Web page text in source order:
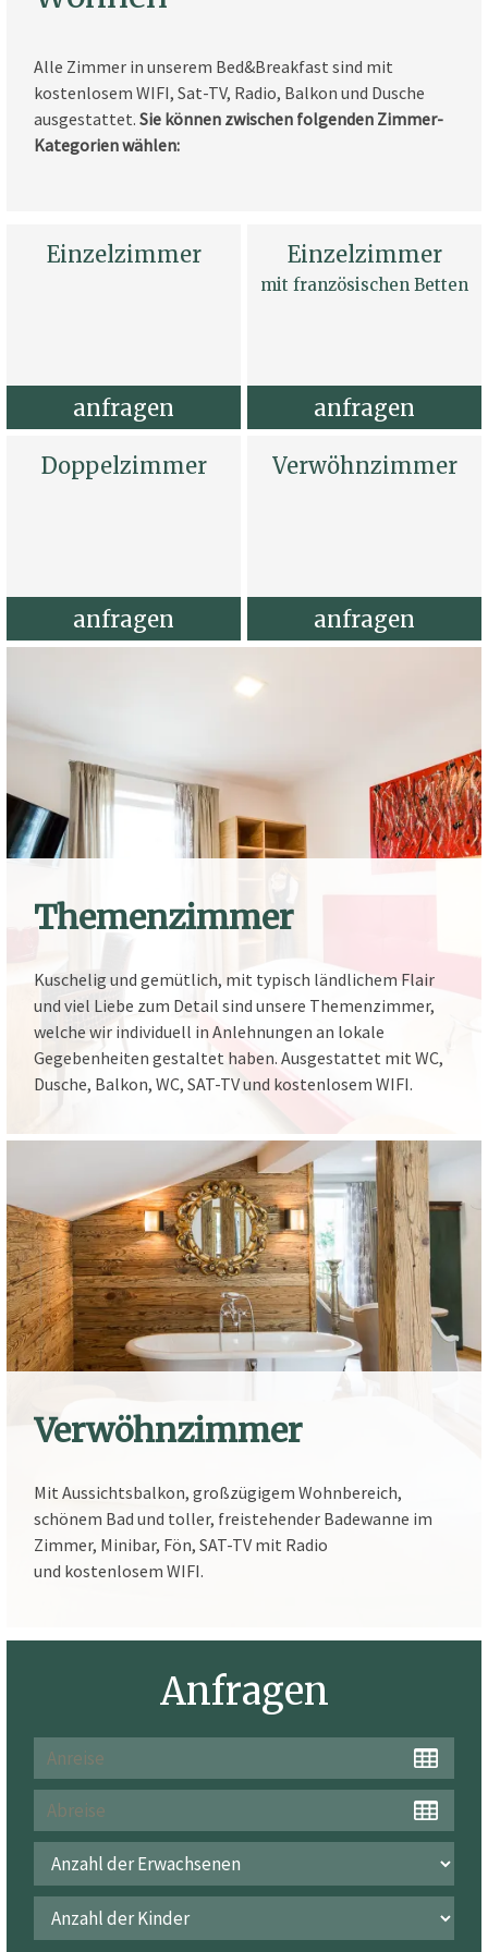
Alle Zimmer in unserem Bed&Breakfast sind mit
kostenlosem WIFI, Sat-TV, Radio, Balkon und Dusche
ausgestattet. Sie können zwischen folgenden Zimmer-
Kategorien wählen:
Einzelzimmer
anfragen
Einzelzimmer
mit französischen Betten
anfragen
Doppelzimmer
anfragen
Verwöhnzimmer
anfragen
Themenzimmer
Kuschelig und gemütlich, mit typisch ländlichem Flair
und viel Liebe zum Detail sind unsere Themenzimmer,
welche wir individuell in Anlehnungen an lokale
Gegebenheiten gestaltet haben. Ausgestattet mit WC,
Dusche, Balkon, WC, SAT-TV und kostenlosem WIFI.
Verwöhnzimmer
Mit Aussichtsbalkon, großzügigem Wohnbereich,
schönem Bad und toller, freistehender Badewanne im
Zimmer, Minibar, Fön, SAT-TV mit Radio
und kostenlosem WIFI.
Anfragen